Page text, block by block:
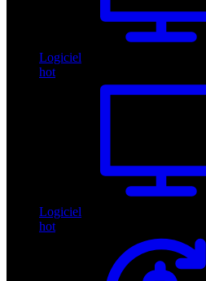
Logiciel
hot
Logiciel
hot